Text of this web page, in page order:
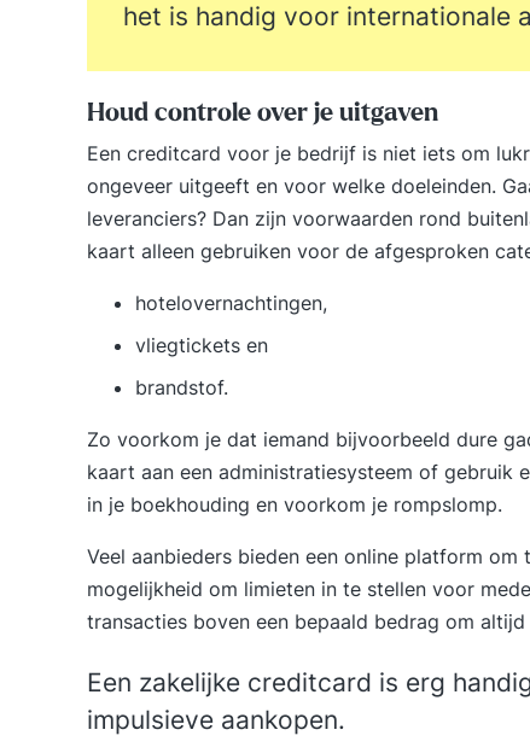
het is handig voor internationale
Houd controle over je uitgaven
Een creditcard voor je bedrijf is niet iets om
ongeveer uitgeeft en voor welke doeleinden.
leveranciers? Dan zijn voorwaarden rond
kaart alleen gebruiken voor de afgesproken
hotelovernachtingen,
vliegtickets en
brandstof.
Zo voorkom je dat iemand bijvoorbeeld dure
kaart aan een administratiesysteem of gebruik
in je boekhouding en voorkom je rompslomp.
Veel aanbieders bieden een online platform
mogelijkheid om limieten in te stellen voor
transacties boven een bepaald bedrag om
Een zakelijke creditcard is erg
impulsieve aankopen.